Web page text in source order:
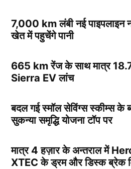
7,000 km लंबी नई पाइपलाइन
खेत में पहुचेंगे पानी
665 km रेंज के साथ मात्र
Sierra EV लांच
बदल गई स्मॉल सेविंग्स स्कीम्स के
सुकन्या समृद्धि योजना टॉप पर
मात्र 4 हज़ार के अन्तराल में
XTEC के ड्रम और डिस्क ब्रेक